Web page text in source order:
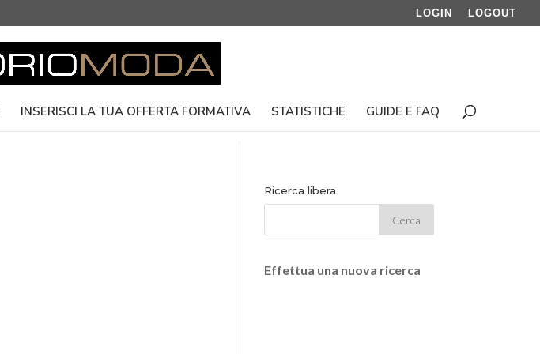
LOGIN LOGOUT
INSERISCI LA TUA OFFERTA FORMATIVA STATISTICHE GUIDE E FAQ
Ricerca libera
Effettua una nuova ricerca